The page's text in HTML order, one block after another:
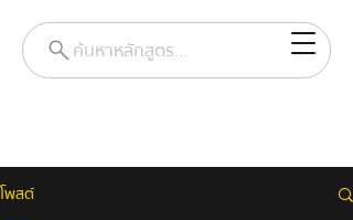
ค้นหาหลักสูตร...
โพสต์